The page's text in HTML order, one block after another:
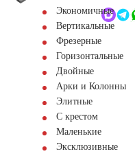
Обратный звонокЭкономичные
Вертикальные
Фрезерные
Горизонтальные
Двойные
Арки и Колонны
Элитные
С крестом
Маленькие
Эксклюзивные